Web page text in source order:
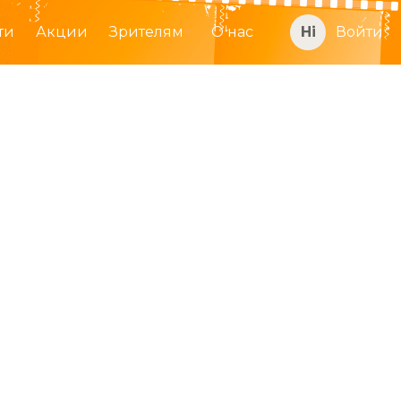
Акции Зрителям О нас Войти